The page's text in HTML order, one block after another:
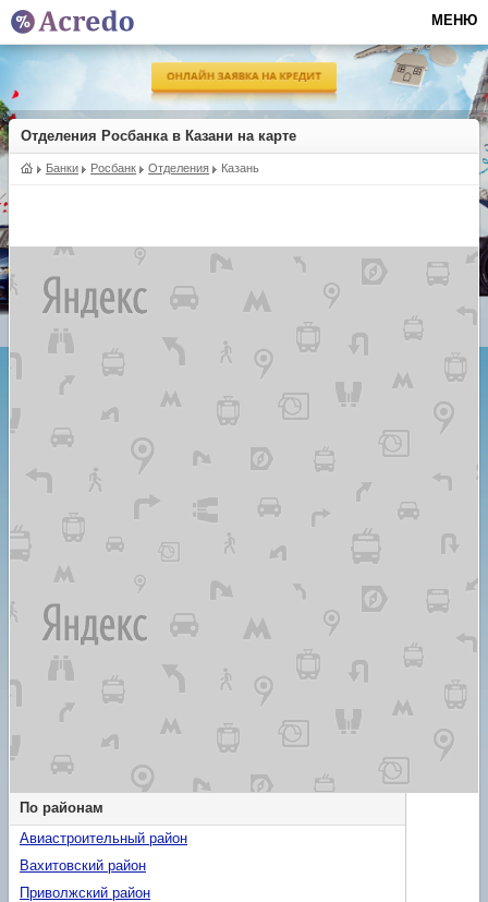
Отделения Росбанка в Казани на карте
Банки Росбанк Отделения Казань
По районам
Авиастроительный район
Вахитовский район
Приволжский район
МЕНЮ